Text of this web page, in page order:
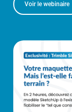
Voir le webinaire